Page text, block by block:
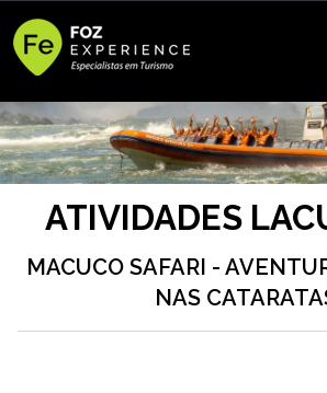
ATIVIDADES
MACUCO SAFARI -
NAS